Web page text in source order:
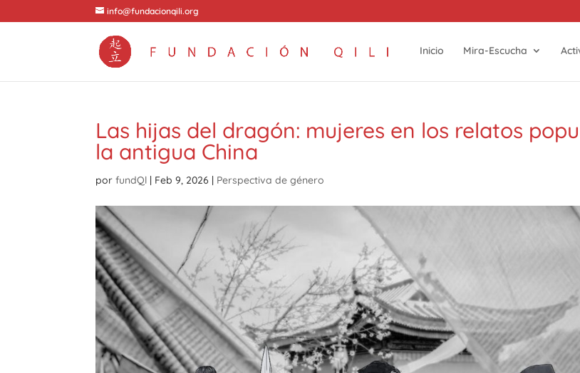
info@fundacionqili.org
Inicio Mira-Escucha
Las hijas del dragón: mujeres en los relatos
la antigua China
porfundQl | Feb 9, 2026 | Perspectiva de género